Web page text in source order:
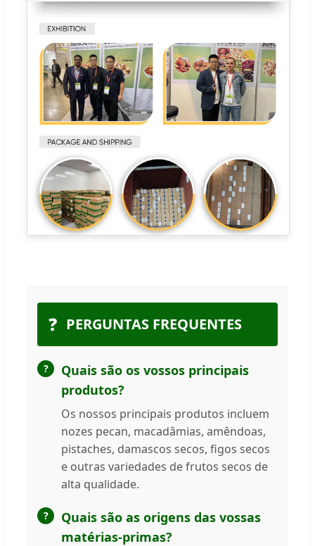
❓ PERGUNTAS FREQUENTES
Quais são os vossos principais
produtos?
Os nossos principais produtos incluem
nozes pecan, macadâmias, amêndoas,
pistaches, damascos secos, figos secos
e outras variedades de frutos secos de
alta qualidade.
Quais são as origens das vossas
matérias-primas?